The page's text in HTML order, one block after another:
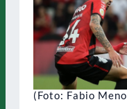
(Foto: Fabio